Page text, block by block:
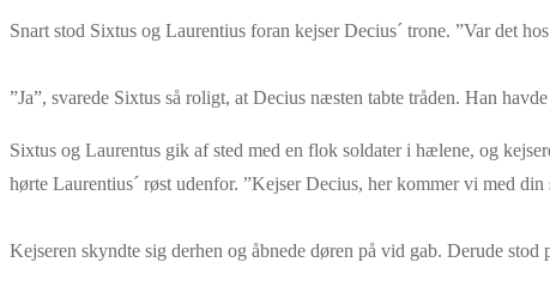
Snart stod Sixtus og Laurentius foran kejser Decius´ trone. ”Var det
”Ja”, svarede Sixtus så roligt, at Decius næsten tabte tråden. Han
Sixtus og Laurentus gik af sted med en flok soldater i hælene, og
hørte Laurentius´ røst udenfor. ”Kejser Decius, her kommer vi med din
Kejseren skyndte sig derhen og åbnede døren på vid gab. Derude